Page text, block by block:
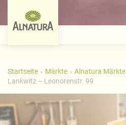
Startseite Märkte Alnatura Märkte
Lankwitz – Leonorenstr. 99